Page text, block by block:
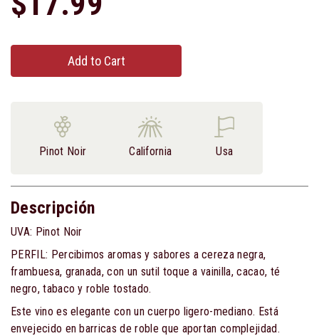
Add to Cart
Pinot Noir California Usa
Descripción
UVA: Pinot Noir
PERFIL: Percibimos aromas y sabores a cereza negra,
frambuesa, granada, con un sutil toque a vainilla, cacao, té
negro, tabaco y roble tostado.
Este vino es elegante con un cuerpo ligero-mediano. Está
envejecido en barricas de roble que aportan complejidad.